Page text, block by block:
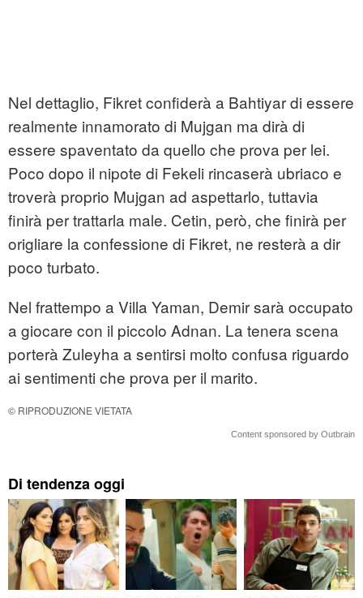
Nel dettaglio, Fikret confiderà a Bahtiyar di essere
realmente innamorato di Mujgan ma dirà di
essere spaventato da quello che prova per lei.
Poco dopo il nipote di Fekeli rincaserà ubriaco e
troverà proprio Mujgan ad aspettarlo, tuttavia
finirà per trattarla male. Cetin, però, che finirà per
origliare la confessione di Fikret, ne resterà a dir
poco turbato.
Nel frattempo a Villa Yaman, Demir sarà occupato
a giocare con il piccolo Adnan. La tenera scena
porterà Zuleyha a sentirsi molto confusa riguardo
ai sentimenti che prova per il marito.
© RIPRODUZIONE VIETATA
Content sponsored by Outbrain
Di tendenza oggi